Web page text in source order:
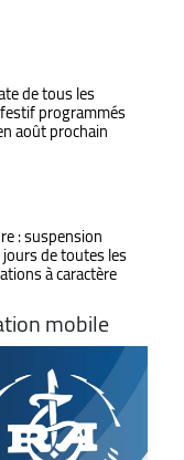
de tous les
programmés
août prochain
: suspension
de toutes les
à caractère
mobile